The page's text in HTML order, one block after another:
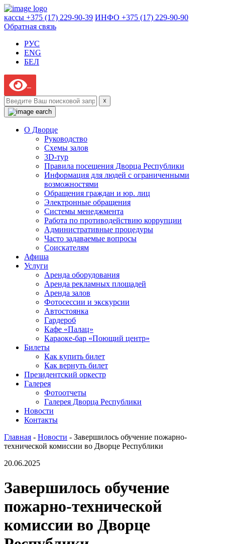
кассы +375 (17) 229-90-39 ИНФО +375 (17) 229-90-90
Обратная связь
РУС
ENG
БЕЛ
☓
О Дворце
Руководство
Схемы залов
3D-тур
Правила посещения Дворца Республики
Информация для людей с ограниченными
возможностями
Обращения граждан и юр. лиц
Электронные обращения
Системы менеджмента
Работа по противодействию коррупции
Административные процедуры
Часто задаваемые вопросы
Соискателям
Афиша
Услуги
Аренда оборудования
Аренда рекламных площадей
Аренда залов
Фотосессии и экскурсии
Автостоянка
Гардероб
Кафе «Палац»
Караоке-бар «Поющий центр»
Билеты
Как купить билет
Как вернуть билет
Президентский оркестр
Галерея
Фотоотчеты
Галерея Дворца Республики
Новости
Контакты
Главная - Новости - Завершилось обучение пожарно-
технической комиссии во Дворце Республики
20.06.2025
Завершилось обучение
пожарно-технической
комиссии во Дворце